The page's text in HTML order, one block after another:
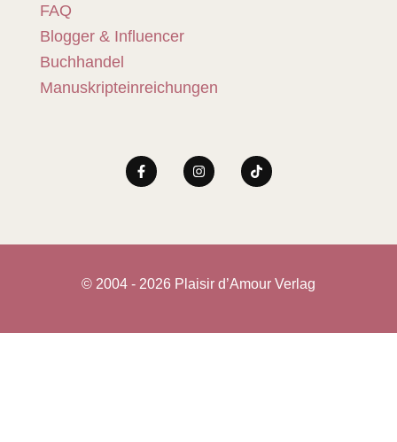
FAQ
Blogger & Influencer
Buchhandel
Manuskripteinreichungen
© 2004 - 2026 Plaisir d’Amour Verlag